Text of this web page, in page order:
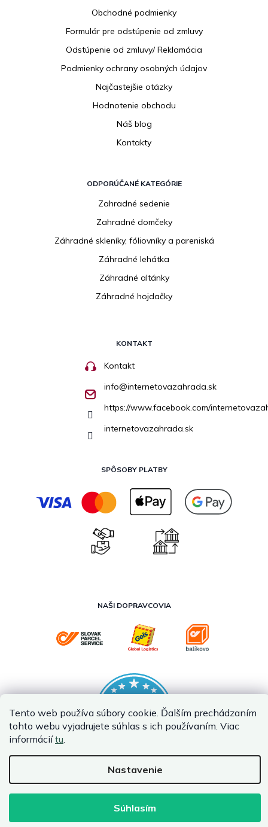
Tento web používa súbory cookie. Ďalším prechádzaním
tohto webu vyjadrujete súhlas s ich používaním. Viac
informáciítu.
Nastavenie
Súhlasím
Obchodné podmienky
Formulár pre odstúpenie od zmluvy
Odstúpenie od zmluvy/ Reklamácia
Podmienky ochrany osobných údajov
Najčastejšie otázky
Hodnotenie obchodu
Náš blog
Kontakty
ODPORÚČANÉ KATEGÓRIE
Zahradné sedenie
Zahradné domčeky
Záhradné skleníky, fóliovníky a pareniská
Záhradné lehátka
Záhradné altánky
Záhradné hojdačky
KONTAKT
Kontakt
info@internetovazahrada.sk
https://www.facebook.com/
internetovazahrada.sk
SPÔSOBY PLATBY
NAŠI DOPRAVCOVIA
Vytvoril Shoptet Premium
InternetovaZahrada.sk